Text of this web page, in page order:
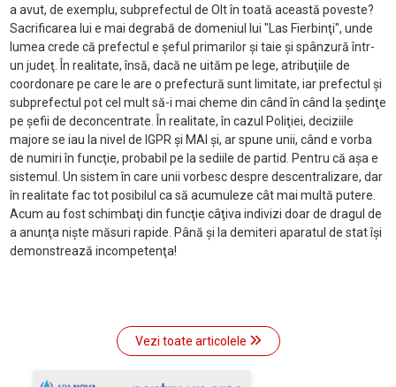
a avut, de exemplu, subprefectul de Olt în toată această poveste?
Sacrificarea lui e mai degrabă de domeniul lui "Las Fierbinţi", unde
lumea crede că prefectul e şeful primarilor şi taie şi spânzură într-
un judeţ. În realitate, însă, dacă ne uităm pe lege, atribuţiile de
coordonare pe care le are o prefectură sunt limitate, iar prefectul şi
subprefectul pot cel mult să-i mai cheme din când în când la şedinţe
pe şefii de deconcentrate. În realitate, în cazul Poliţiei, deciziile
majore se iau la nivel de IGPR şi MAI şi, ar spune unii, când e vorba
de numiri în funcţie, probabil pe la sediile de partid. Pentru că aşa e
sistemul. Un sistem în care unii vorbesc despre descentralizare, dar
în realitate fac tot posibilul ca să acumuleze cât mai multă putere.
Acum au fost schimbaţi din funcţie câţiva indivizi doar de dragul de
a anunţa nişte măsuri rapide. Până şi la demiteri aparatul de stat îşi
demonstrează incompetenţa!
Vezi toate articolele